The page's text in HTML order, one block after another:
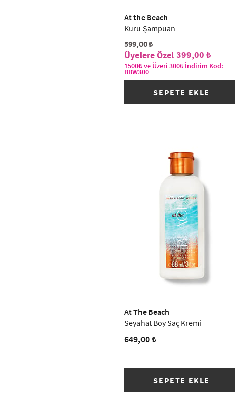
At the Beach
Kuru Şampuan
599,00 ₺
399,00 ₺
1500₺ ve Üzeri 300₺ İndirim Kod:
BBW300
SEPETE EKLE
At The Beach
Seyahat Boy Saç Kremi
649,00 ₺
SEPETE EKLE